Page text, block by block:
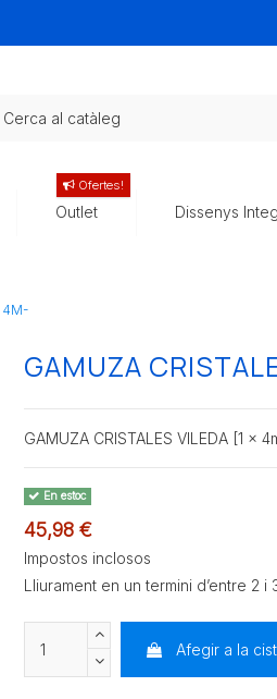
Outlet
Ofertes!
Dissenys
4M-
GAMUZA
GAMUZA CRISTALES VILEDA [1 x
En estoc
45,98 €
Impostos inclosos
Lliurament en un termini d’entre 2 i
Afegir a la